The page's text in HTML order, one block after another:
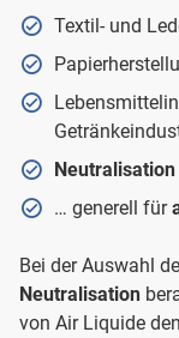
Textil- und
… generell für
Bei der Auswahl
Neutralisation
von Air Liquide